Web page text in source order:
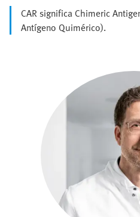
CAR significa Chimeric
Antígeno Quimérico).